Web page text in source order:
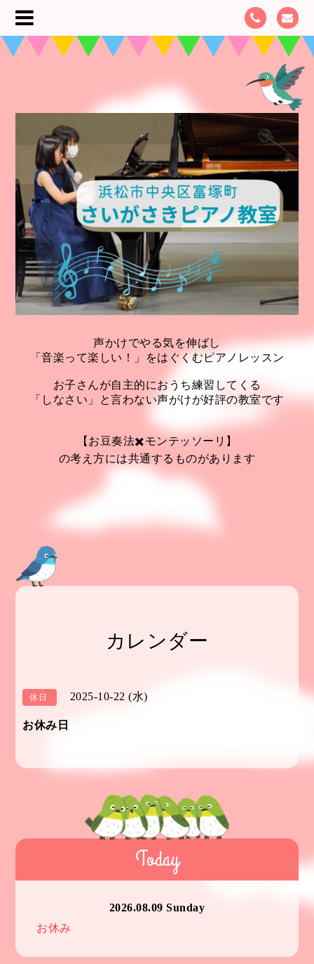
声かけでやる気を伸ばし
「音楽って楽しい！」をはぐくむピアノレッスン
お子さんが自主的におうち練習してくる
「しなさい」と言わない声がけが好評の教室です
【お豆奏法✖️モンテッソーリ】
の考え方には共通するものがあります
カレンダー
休日 2025-10-22 (水)
お休み日
Today
2026.08.09 Sunday
お休み